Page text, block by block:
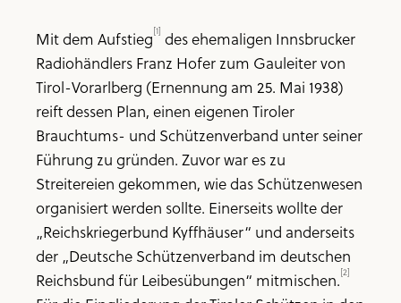
Mit dem Aufstieg[1] des ehemaligen Innsbrucker
Radiohändlers Franz Hofer zum Gauleiter von
Tirol-Vorarlberg (Ernennung am 25. Mai 1938)
reift dessen Plan, einen eigenen Tiroler
Brauchtums- und Schützenverband unter seiner
Führung zu gründen. Zuvor war es zu
Streitereien gekommen, wie das Schützenwesen
organisiert werden sollte. Einerseits wollte der
„Reichskriegerbund Kyffhäuser“ und anderseits
der „Deutsche Schützenverband im deutschen
Reichsbund für Leibesübungen“ mitmischen.[2]